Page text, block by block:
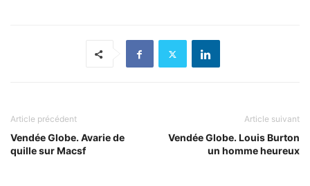
Article précédent
Vendée Globe. Avarie de
quille sur Macsf
Article suivant
Vendée Globe. Louis Burton
un homme heureux